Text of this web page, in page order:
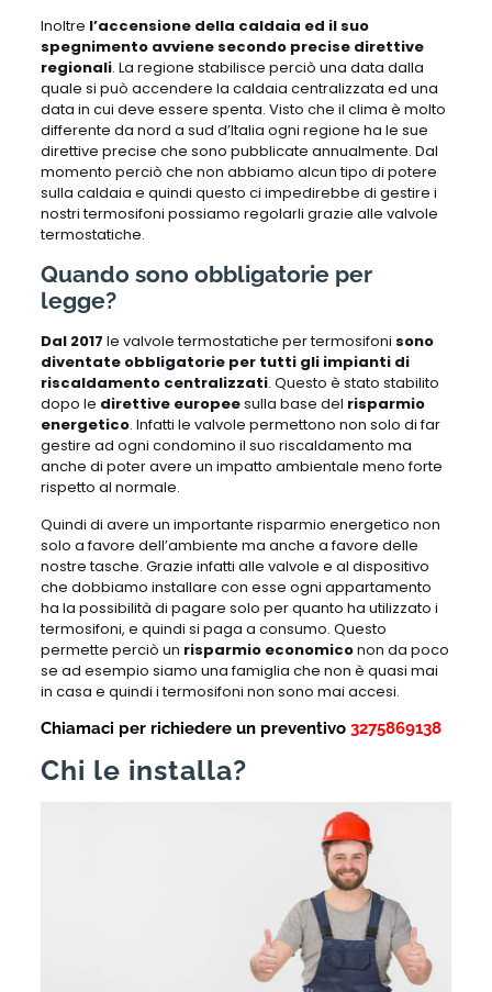
Inoltre l’accensione della caldaia ed il suo
spegnimento avviene secondo precise direttive
regionali. La regione stabilisce perciò una data dalla
quale si può accendere la caldaia centralizzata ed una
data in cui deve essere spenta. Visto che il clima è molto
differente da nord a sud d’Italia ogni regione ha le sue
direttive precise che sono pubblicate annualmente. Dal
momento perciò che non abbiamo alcun tipo di potere
sulla caldaia e quindi questo ci impedirebbe di gestire i
nostri termosifoni possiamo regolarli grazie alle valvole
termostatiche.
Quando sono obbligatorie per
legge?
Dal 2017 le valvole termostatiche per termosifoni sono
diventate obbligatorie per tutti gli impianti di
riscaldamento centralizzati. Questo è stato stabilito
dopo le direttive europeesulla base del risparmio
energetico. Infatti le valvole permettono non solo di far
gestire ad ogni condomino il suo riscaldamento ma
anche di poter avere un impatto ambientale meno forte
rispetto al normale.
Quindi di avere un importante risparmio energetico non
solo a favore dell’ambiente ma anche a favore delle
nostre tasche. Grazie infatti alle valvole e al dispositivo
che dobbiamo installare con esse ogni appartamento
ha la possibilità di pagare solo per quanto ha utilizzato i
termosifoni, e quindi si paga a consumo. Questo
permette perciò un risparmio economiconon da poco
se ad esempio siamo una famiglia che non è quasi mai
in casa e quindi i termosifoni non sono mai accesi.
Chiamaci per richiedere un preventivo 3275869138
Chi le installa?